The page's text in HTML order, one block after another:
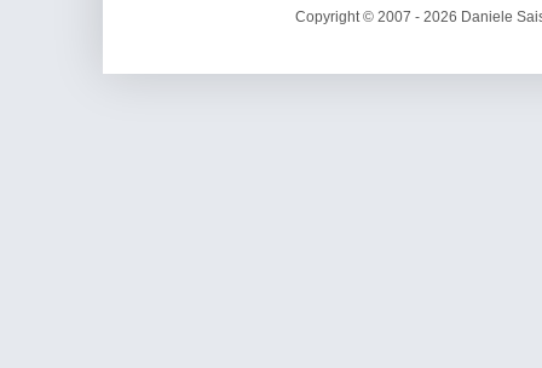
Copyright © 2007 - 2026 Daniele